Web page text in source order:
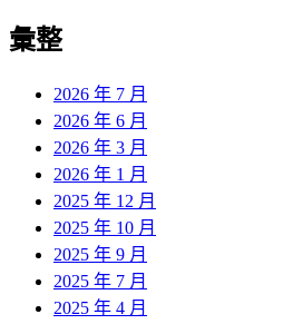
彙整
2026 年 7 月
2026 年 6 月
2026 年 3 月
2026 年 1 月
2025 年 12 月
2025 年 10 月
2025 年 9 月
2025 年 7 月
2025 年 4 月